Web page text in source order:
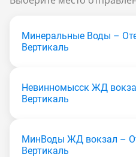
Минеральные Воды –
Вертикаль
Невинномысск ЖД
Вертикаль
МинВоды ЖД вокзал –
Вертикаль